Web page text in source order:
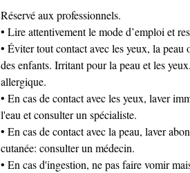
Réservé aux professionnels.
• Lire attentivement le mode d’emploi et
• Éviter tout contact avec les yeux, la peau
des enfants. Irritant pour la peau et les
allergique.
• En cas de contact avec les yeux, laver
l'eau et consulter un spécialiste.
• En cas de contact avec la peau, laver
cutanée: consulter un médecin.
• En cas d'ingestion, ne pas faire vomir